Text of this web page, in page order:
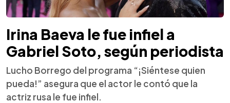
Irina Baeva le fue infiel a
Gabriel Soto, según periodista
Lucho Borrego del programa “¡Siéntese quien
pueda!” asegura que el actor le contó que la
actriz rusa le fue infiel.